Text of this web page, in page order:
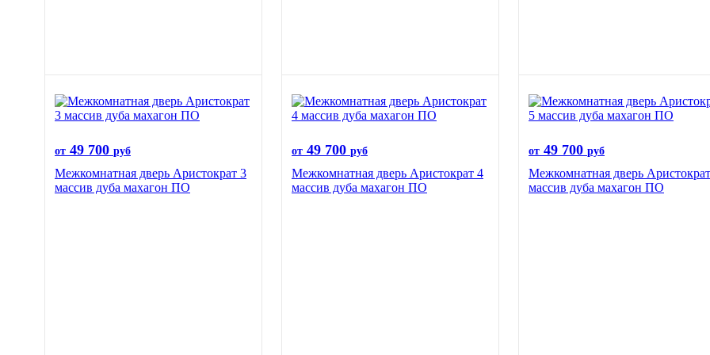
от 49 700 руб
Межкомнатная дверь Аристократ 3
массив дуба махагон ПО
от 49 700 руб
Межкомнатная дверь Аристократ 4
массив дуба махагон ПО
от 49 700 руб
Межкомнатная дверь
массив дуба махагон ПО